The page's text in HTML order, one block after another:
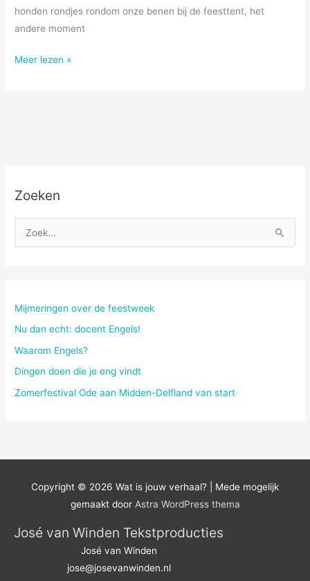
honden rondjes rondom onze benen bij de feesttent, het
andere moment
if
Meer lezen »
Zoeken
o
r
:
Mijmeringen over de feestweek
Nu dan echt: docent Engels!
Waarom Engels?
Dingen doen die je eng vindt
Zomerfestival Ode aan Midden-Delfland van start
Copyright © 2026 Wat is jouw verhaal? | Mede mogelijk
gemaakt door Astra WordPress thema
José van Winden Tekstproducties
José van Winden
jose@josevanwinden.nl